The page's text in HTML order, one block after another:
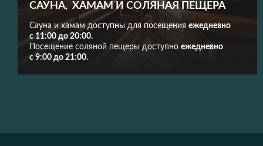
САУНА, ХАМАМ И СОЛЯНАЯ ПЕЩЕРА
Сауна и хамам доступны для посещения ежедневно
с 11:00 до 20:00.
Посещение соляной пещеры доступно ежедневно
с 9:00 до 21:00.